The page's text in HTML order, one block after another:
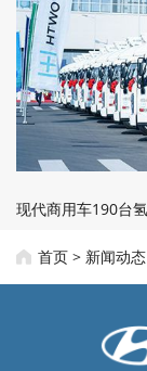
首页 > 新闻动态